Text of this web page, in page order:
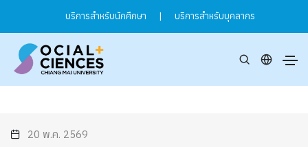
บริการสำหรับนักศึกษา | บริการสำหรับบุคลากร
20 พ.ค. 2569